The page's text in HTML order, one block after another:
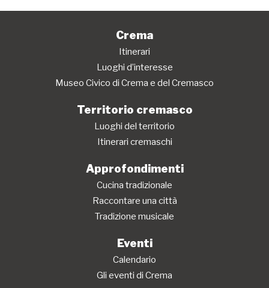
Crema
Itinerari
Luoghi d’interesse
Museo Civico di Crema e del Cremasco
Territorio cremasco
Luoghi del territorio
Itinerari cremaschi
Approfondimenti
Cucina tradizionale
Raccontare una città
Tradizione musicale
Eventi
Calendario
Gli eventi di Crema